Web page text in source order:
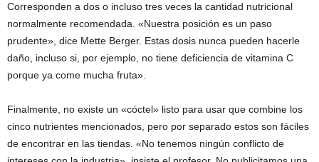
Corresponden a dos o incluso tres veces la cantidad nutricional
normalmente recomendada. «Nuestra posición es un paso
prudente», dice Mette Berger. Estas dosis nunca pueden hacerle
daño, incluso si, por ejemplo, no tiene deficiencia de vitamina C
porque ya come mucha fruta».
Finalmente, no existe un «cóctel» listo para usar que combine los
cinco nutrientes mencionados, pero por separado estos son fáciles
de encontrar en las tiendas. «No tenemos ningún conflicto de